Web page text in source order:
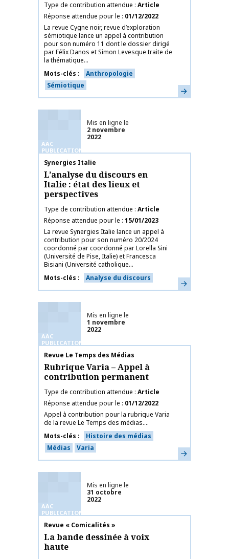
Type de contribution attendue Article
Réponse attendue pour le
01/12/2022
La revue Cygne noir, revue d’exploration
sémiotique lance un appel à contribution
pour son numéro 11 dont le dossier dirigé
par Félix Danos et Simon Levesque traite de
la thématique...
Mots-clés
Anthropologie
Sémiotique
En savoir plus
AAC
PUBLICATIONS
Mis en ligne le
2 novembre
2022
Nom de la publication
Synergies Italie
L’analyse du discours en
Italie : état des lieux et
perspectives
Type de contribution attendue Article
Réponse attendue pour le 15/01/2023
La revue Synergies Italie lance un appel à
contribution pour son numéro 20/2024
coordonné par coordonné par Lorella Sini
(Université de Pise, Italie) et Francesca
Bisiani (Université catholique...
Mots-clés
Analyse du discours En savoir plus
AAC
PUBLICATIONS
Mis en ligne le
1 novembre
2022
Nom de la publication
Revue Le Temps des Médias
Rubrique Varia – Appel à
contribution permanent
Type de contribution attendue Article
Réponse attendue pour le
01/12/2022
Appel à contribution pour la rubrique Varia
de la revue Le Temps des médias....
Mots-clés
Histoire des médias
Médias
Varia En savoir plus
AAC
PUBLICATIONS
Mis en ligne le
31 octobre
2022
Nom de la publication
Revue « Comicalités »
La bande dessinée à voix
haute